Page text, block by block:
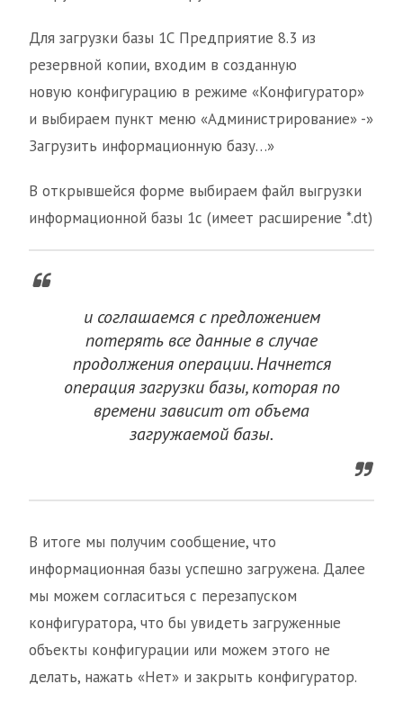
Для загрузки базы 1С Предприятие 8.3 из
резервной копии, входим в созданную
новую конфигурацию в режиме «Конфигуратор»
и выбираем пункт меню «Администрирование» -»
Загрузить информационную базу…»
В открывшейся форме выбираем файл выгрузки
информационной базы 1с (имеет расширение *.dt)
и соглашаемся с предложением
потерять все данные в случае
продолжения операции. Начнется
операция загрузки базы, которая по
времени зависит от объема
загружаемой базы.
В итоге мы получим сообщение, что
информационная базы успешно загружена. Далее
мы можем согласиться с перезапуском
конфигуратора, что бы увидеть загруженные
объекты конфигурации или можем этого не
делать, нажать «Нет» и закрыть конфигуратор.